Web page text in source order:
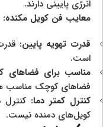
انرژی پایینی دارند.
معایب فن کویل مکنده:
قدرت تهویه پایین:
است.
مناسب برای فضاهای
فضاهای کوچک مناسب
کنترل کمتر دما:
کویل‌های دمنده نیست.